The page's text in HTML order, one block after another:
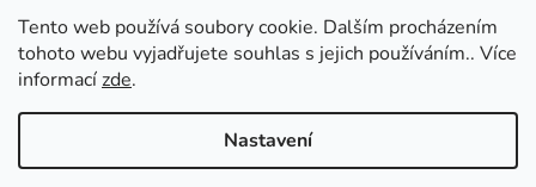
Tento web používá soubory cookie. Dalším procházením
tohoto webu vyjadřujete souhlas s jejich používáním.. Více
informacízde.
Nastavení